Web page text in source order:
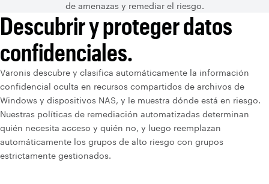
de amenazas y remediar el riesgo.
Descubrir y proteger datos
confidenciales.
Varonis descubre y clasifica automáticamente la información
confidencial oculta en recursos compartidos de archivos de
Windows y dispositivos NAS, y le muestra dónde está en riesgo.
Nuestras políticas de remediación automatizadas determinan
quién necesita acceso y quién no, y luego reemplazan
automáticamente los grupos de alto riesgo con grupos
estrictamente gestionados.